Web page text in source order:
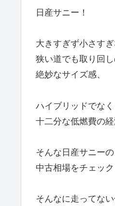
日産サニー！
大きすぎず小さす
狭い道でも取り回
絶妙なサイズ感、
ハイブリッドでなく
十二分な低燃費の経
そんな日産サニーの
中古相場をチェック
そんなに走ってな